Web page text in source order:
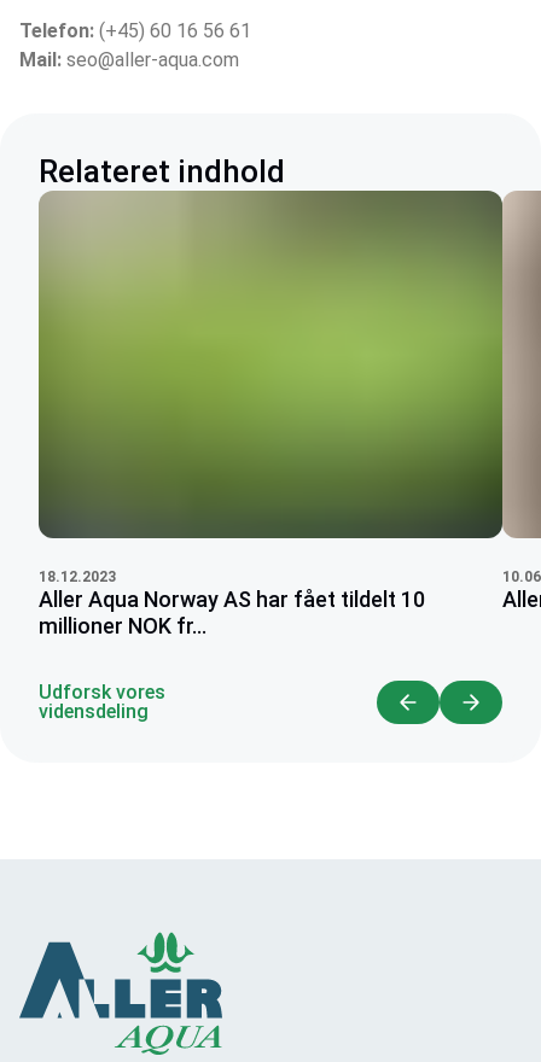
Telefon: (+45) 60 16 56 61
Mail: seo@aller-aqua.com
Relateret indhold
18.12.2023
Aller Aqua Norway AS har fået tildelt 10
millioner NOK fr...
Udforsk vores
vidensdeling